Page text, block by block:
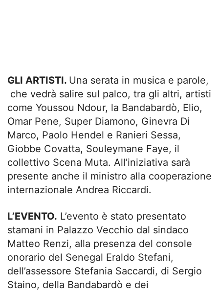
GLI ARTISTI. Una serata in musica e parole,
che vedrà salire sul palco, tra gli altri, artisti
come Youssou Ndour, la Bandabardò, Elio,
Omar Pene, Super Diamono, Ginevra Di
Marco, Paolo Hendel e Ranieri Sessa,
Giobbe Covatta, Souleymane Faye, il
collettivo Scena Muta. All’iniziativa sarà
presente anche il ministro alla cooperazione
internazionale Andrea Riccardi.
L’EVENTO. L’evento è stato presentato
stamani in Palazzo Vecchio dal sindaco
Matteo Renzi, alla presenza del console
onorario del Senegal Eraldo Stefani,
dell’assessore Stefania Saccardi, di Sergio
Staino, della Bandabardò e dei